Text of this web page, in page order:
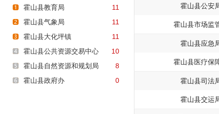
霍山县教育局
11
霍山县气象局
11
霍山县大化坪镇
11
霍山县公共资源交易中心
10
霍山县自然资源和规划局
8
霍山县政府办
0
霍山县公安
霍山县市场监
霍山县应急
霍山县医疗保
霍山县司法
霍山县交运